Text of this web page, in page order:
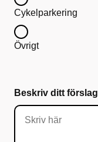
Cykelparkering
Övrigt
Beskriv ditt förslag